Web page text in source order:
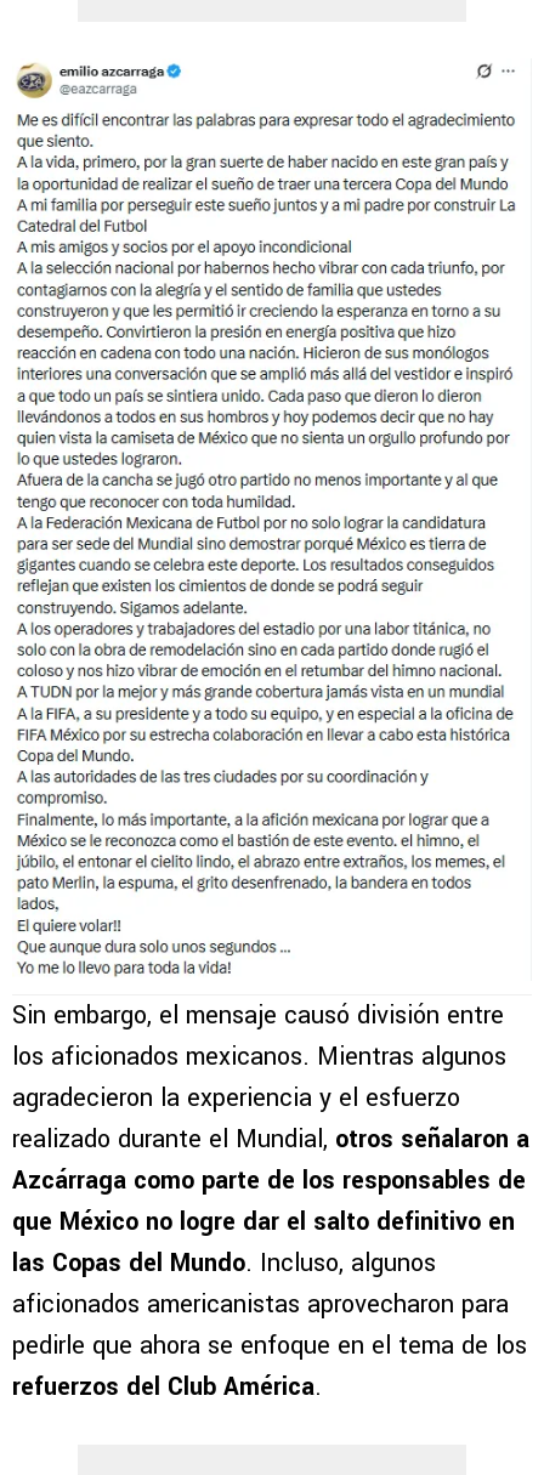
Sin embargo, el mensaje causó división entre
los aficionados mexicanos. Mientras algunos
agradecieron la experiencia y el esfuerzo
realizado durante el Mundial, otros señalaron a
Azcárraga como parte de los responsables de
que México no logre dar el salto definitivo en
las Copas del Mundo. Incluso, algunos
aficionados americanistas aprovecharon para
pedirle que ahora se enfoque en el tema de los
refuerzos del Club América.